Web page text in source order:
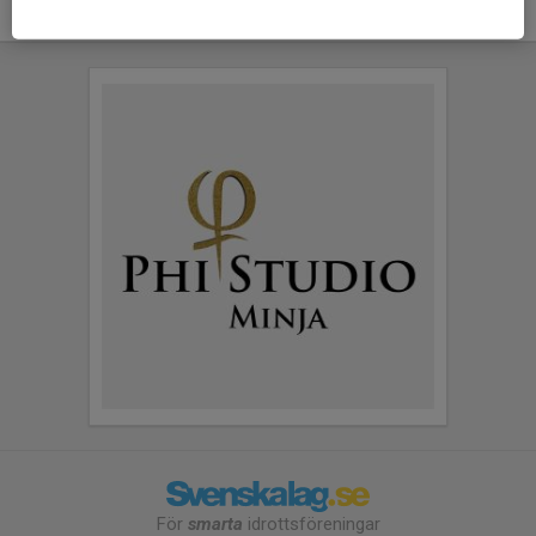
För smarta idrottsföreningar